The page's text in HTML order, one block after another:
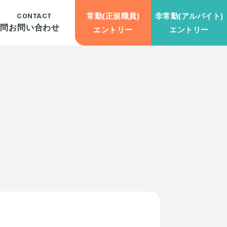
CONTACT
お問い合わせ
常勤(正規職員)
エントリー
非常勤(アルバイト)
エントリー